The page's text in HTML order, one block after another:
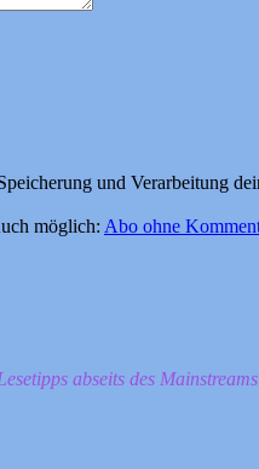
und Verarbeitung
möglich: Abo ohne
abseits des